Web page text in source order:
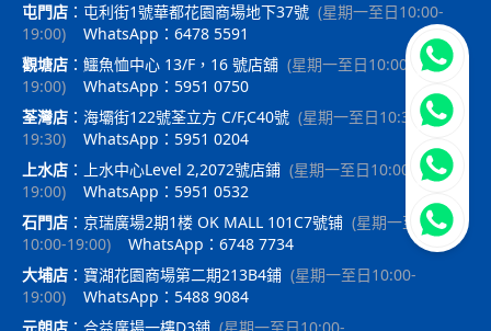
屯門店 ： 屯利街1號華都花園商場地下37號 (星期一至日10:00-
19:00)
WhatsApp：6478 5591
觀塘店 ： 鱷魚恤中心 13/F，16 號店舖 (星期一至日10:00-
19:00)
WhatsApp：5951 0750
荃灣店 ： 海壩街122號荃立方 C/F,C40號 (星期一至日10:30-
19:30)
WhatsApp：5951 0204
上水店 ： 上水中心Level 2,2072號店鋪 (星期一至日10:00-
19:00)
WhatsApp：5951 0532
石門店 ： 京瑞廣場2期1楼 OK MALL 101C7號铺 (星期一至日
10:00-19:00)
WhatsApp：6748 7734
大埔店 ： 寶湖花園商場第二期213B4鋪 (星期一至日10:00-
19:00)
WhatsApp：5488 9084
立即